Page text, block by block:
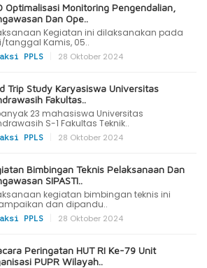
Optimalisasi Monitoring Pengendalian,
Dan Ope..
Kegiatan ini dilaksanakan pada
tanggal Kamis, 05..
PPLS 28 Oktober 2024
Trip Study Karyasiswa Universitas
Fakultas..
23 mahasiswa Universitas
S-1 Fakultas Teknik..
PPLS 28 Oktober 2024
Bimbingan Teknis Pelaksanaan Dan
SIPASTI..
kegiatan bimbingan teknis ini
dan dipandu..
PPLS 28 Oktober 2024
Peringatan HUT RI Ke-79 Unit
PUPR Wilayah..